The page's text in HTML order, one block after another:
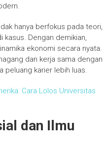
hanya berfokus pada teori,
kasus. Dengan demikian,
ekonomi secara nyata.
dan kerja sama dengan
peluang karier lebih luas.
Cara Lolos Universitas
dan Ilmu